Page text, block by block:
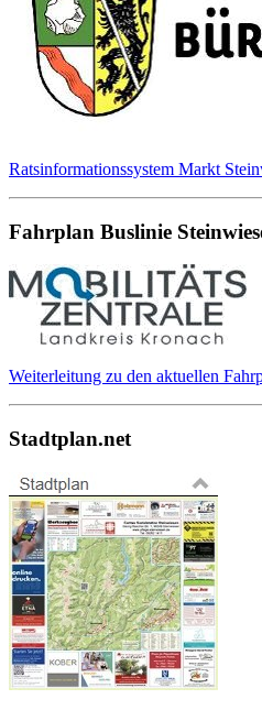
Ratsinformationssystem Markt
Fahrplan Buslinie
Weiterleitung zu den aktuellen
Stadtplan.net